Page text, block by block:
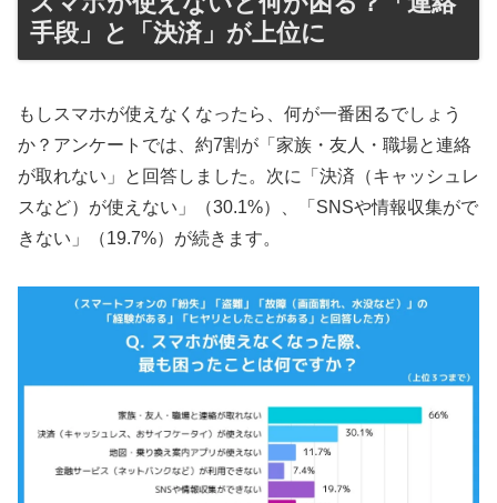
手段」と「決済」が上位に
もしスマホが使えなくなったら、何が一番困るでしょう
か？アンケートでは、約7割が「家族・友人・職場と連絡
が取れない」と回答しました。次に「決済（キャッシュレ
スなど）が使えない」（30.1%）、「SNSや情報収集がで
きない」（19.7%）が続きます。